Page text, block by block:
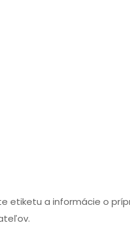
etiketu a informácie o